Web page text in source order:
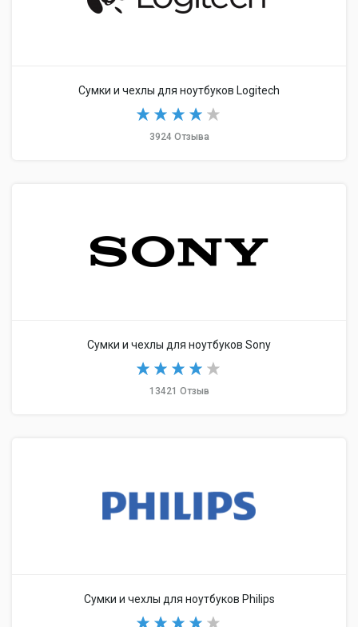
Сумки и чехлы для ноутбуков Logitech
3924 Отзыва
Сумки и чехлы для ноутбуков Sony
13421 Отзыв
Сумки и чехлы для ноутбуков Philips